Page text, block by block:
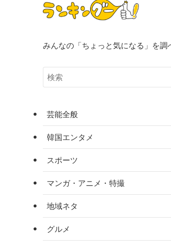
みんなの「ちょっと気になる」を調
芸能全般
韓国エンタメ
スポーツ
マンガ・アニメ・特撮
地域ネタ
グルメ